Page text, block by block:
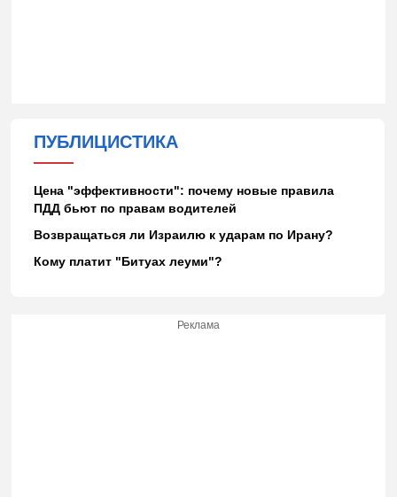
ПУБЛИЦИСТИКА
Цена "эффективности": почему новые правила
ПДД бьют по правам водителей
Возвращаться ли Израилю к ударам по Ирану?
Кому платит "Битуах леуми"?
Реклама